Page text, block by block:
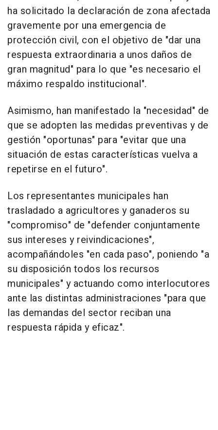
ha solicitado la declaración de zona afectada
gravemente por una emergencia de
protección civil, con el objetivo de "dar una
respuesta extraordinaria a unos daños de
gran magnitud" para lo que "es necesario el
máximo respaldo institucional".
Asimismo, han manifestado la "necesidad" de
que se adopten las medidas preventivas y de
gestión "oportunas" para "evitar que una
situación de estas características vuelva a
repetirse en el futuro".
Los representantes municipales han
trasladado a agricultores y ganaderos su
"compromiso" de "defender conjuntamente
sus intereses y reivindicaciones",
acompañándoles "en cada paso", poniendo "a
su disposición todos los recursos
municipales" y actuando como interlocutores
ante las distintas administraciones "para que
las demandas del sector reciban una
respuesta rápida y eficaz".